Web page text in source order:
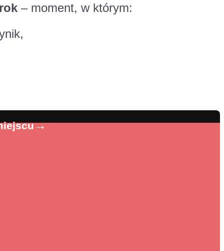
→
– moment, w którym: